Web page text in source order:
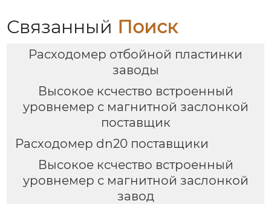
Связанный Поиск
Расходомер отбойной пластинки
заводы
Высокое ксчество встроенный
уровнемер с магнитной заслонкой
поставщик
Расходомер dn20 поставщики
Высокое ксчество встроенный
уровнемер с магнитной заслонкой
завод